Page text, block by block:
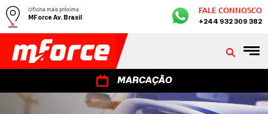
Oficina mais próxima
MForce Av. Brasil
FALE CONNOSCO
+244 932 309 382
MARCAÇÃO